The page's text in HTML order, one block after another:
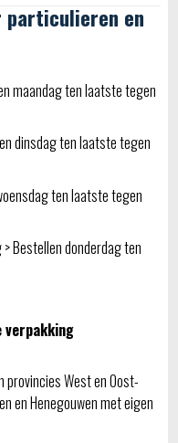
particulieren en
maandag ten laatste tegen
dinsdag ten laatste tegen
ten laatste tegen
Bestellen donderdag ten
verpakking
provincies West en Oost-
en Henegouwen met eigen